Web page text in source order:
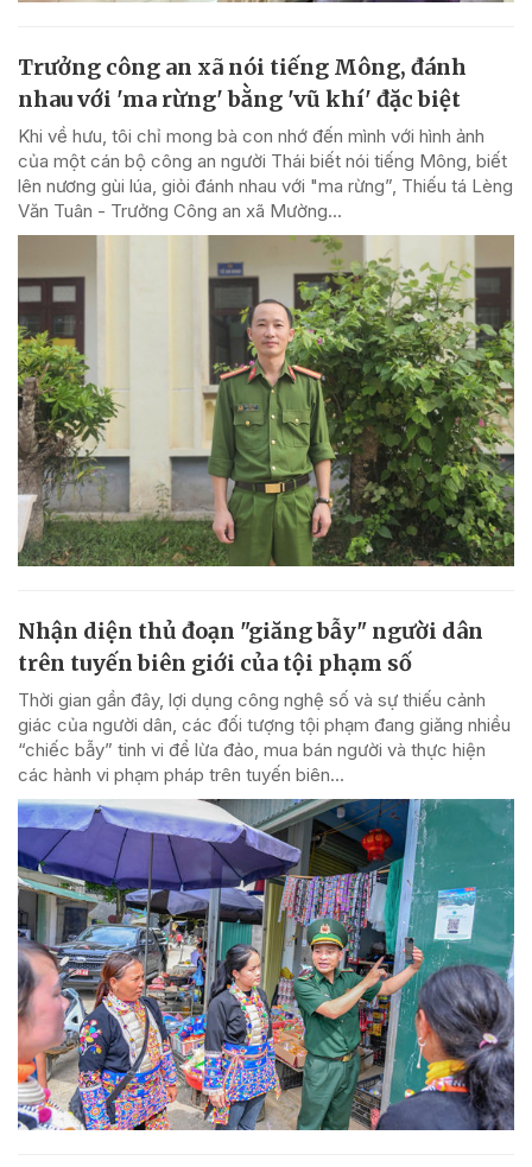
Trưởng công an xã nói tiếng Mông, đánh
nhau với 'ma rừng' bằng 'vũ khí' đặc biệt
Khi về hưu, tôi chỉ mong bà con nhớ đến mình với hình ảnh
của một cán bộ công an người Thái biết nói tiếng Mông, biết
lên nương gùi lúa, giỏi đánh nhau với "ma rừng”, Thiếu tá Lèng
Văn Tuân - Trưởng Công an xã Mường...
Nhận diện thủ đoạn "giăng bẫy" người dân
trên tuyến biên giới của tội phạm số
Thời gian gần đây, lợi dụng công nghệ số và sự thiếu cảnh
giác của người dân, các đối tượng tội phạm đang giăng nhiều
“chiếc bẫy” tinh vi để lừa đảo, mua bán người và thực hiện
các hành vi phạm pháp trên tuyến biên...